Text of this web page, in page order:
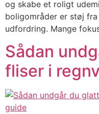
og skabe et roligt
boligområder er støj
udfordring. Mange
Sådan
fliser i